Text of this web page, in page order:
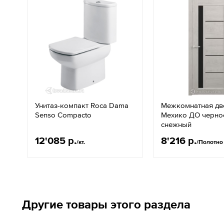
Унитаз-компакт Roca Dama
Senso Compacto
12'085 р./кт.
Межкомнатная
Мехико ДО
снежный
8'216 р./Полотно
Другие товары этого раздела